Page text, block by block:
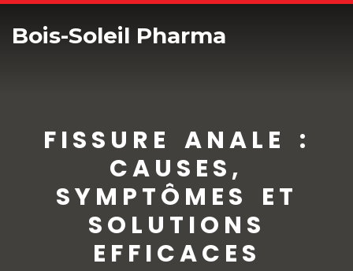
Bois-Soleil Pharma
FISSURE ANALE :
CAUSES,
SYMPTÔMES ET
SOLUTIONS
EFFICACES